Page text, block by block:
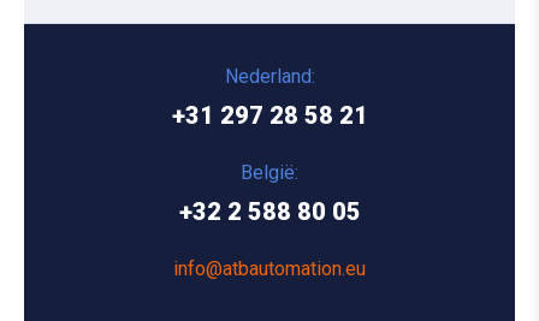
Nederland:
+31 297 28 58 21
België:
+32 2 588 80 05
info@atbautomation.eu